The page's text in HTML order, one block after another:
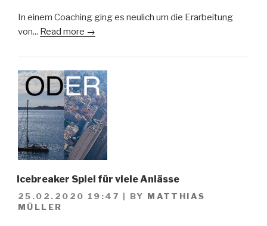
In einem Coaching ging es neulich um die Erarbeitung
von... Read more →
Icebreaker Spiel für viele Anlässe
25.02.2020 19:47 BY MATTHIAS
MÜLLER